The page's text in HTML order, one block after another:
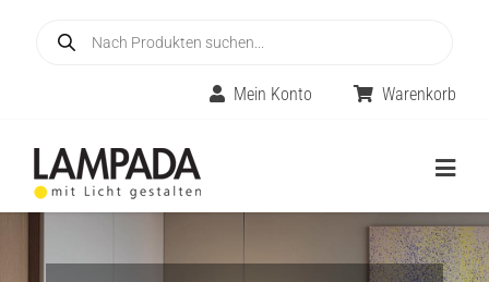
search
Mein Konto Warenkorb